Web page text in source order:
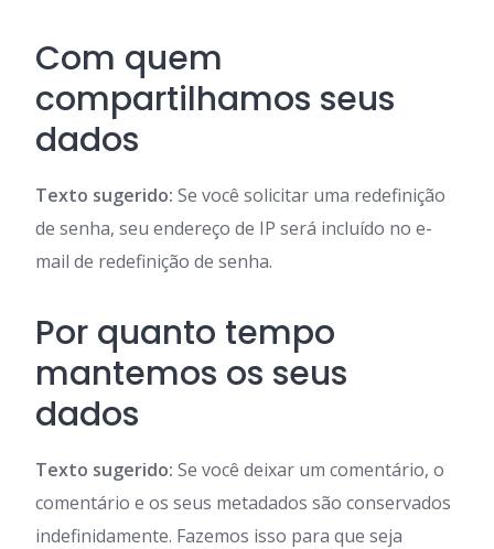
Com quem
compartilhamos seus
dados
Texto sugerido: Se você solicitar uma redefinição
de senha, seu endereço de IP será incluído no e-
mail de redefinição de senha.
Por quanto tempo
mantemos os seus
dados
Texto sugerido: Se você deixar um comentário, o
comentário e os seus metadados são conservados
indefinidamente. Fazemos isso para que seja